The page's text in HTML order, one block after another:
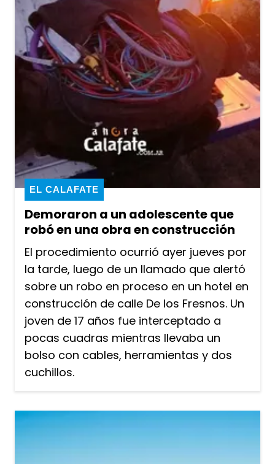
Demoraron a un adolescente que
robó en una obra en construcción
EL CALAFATE
El procedimiento ocurrió ayer jueves por
la tarde, luego de un llamado que alertó
sobre un robo en proceso en un hotel en
construcción de calle De los Fresnos. Un
joven de 17 años fue interceptado a
pocas cuadras mientras llevaba un
bolso con cables, herramientas y dos
cuchillos.